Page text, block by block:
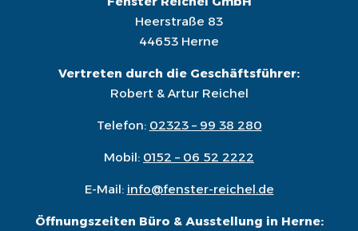
Heerstraße 83
44653 Herne
Vertreten durch die Geschäftsführer:
Robert & Artur Reichel
Telefon: 02323 – 99 38 280
Mobil: 0152 – 06 52 2222
E-Mail: info@fenster-reichel.de
Öffnungszeiten Büro & Ausstellung in Herne: